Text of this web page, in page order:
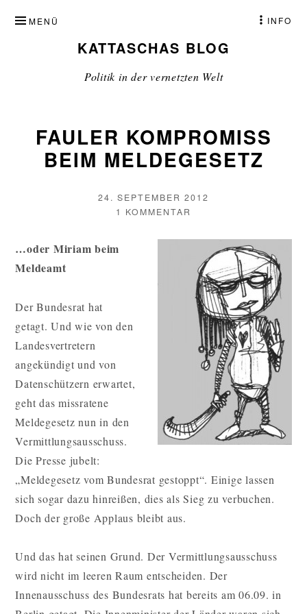
INHALT
SPRINGENKATTASCHAS BLOG
Politik in der vernetzten Welt
MENÜ INFO
FAULER KOMPROMISS
BEIM MELDEGESETZ
VERÖFFENTLICHT
24. SEPTEMBER 2012
AUTOR
1 KOMMENTAR
KOMPROMISS
BEIM
MELDEGESETZ
…oder Miriam beim
Meldeamt
Der Bundesrat hat
getagt. Und wie von den
Landesvertretern
angekündigt und von
Datenschützern erwartet,
geht das missratene
Meldegesetz nun in den
Vermittlungsausschuss.
Die Presse jubelt:
„Meldegesetz vom Bundesrat gestoppt“. Einige lassen
sich sogar dazu hinreißen, dies als Sieg zu verbuchen.
Doch der große Applaus bleibt aus.
Und das hat seinen Grund. Der Vermittlungsausschuss
wird nicht im leeren Raum entscheiden. Der
Innenausschuss des Bundesrats hat bereits am 06.09. in